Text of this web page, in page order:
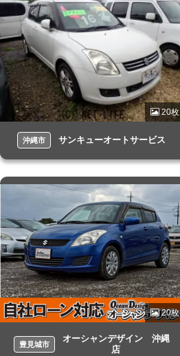
20枚
沖縄市 サンキューオートサービス
20枚
豊見城市
オーシャンデザイン 沖縄
店